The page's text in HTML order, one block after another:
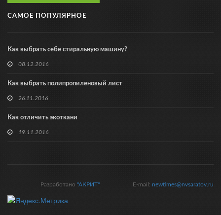
САМОЕ ПОПУЛЯРНОЕ
Как выбрать себе стиральную машину?
08.12.2016
Как выбрать полипропиленовый лист
26.11.2016
Как отличить экоткани
19.11.2016
E-mail: newtimes@nvsaratov.ru
Разработано "АКРИТ"